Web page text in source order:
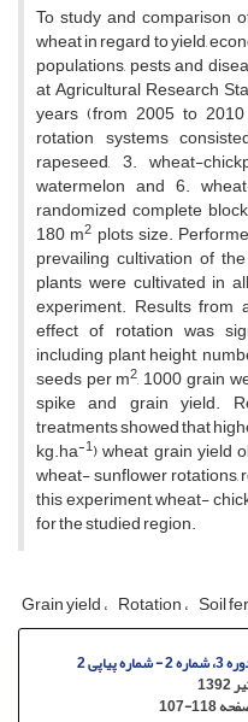
To study and comparison
wheat in regard to yield,
populations, pests and
at Agricultural Research
years (from 2005 to
rotation systems
rapeseed, 3. wheat-
watermelon and 6.
randomized complete
180 m2 plots size.
prevailing cultivation of
plants were cultivated in
experiment. Results from
effect of rotation was
including plant height,
seeds per m2, 1000 grain
spike and grain yield.
treatments showed that
kg.ha-1) wheat grain yield
wheat- sunflower rotations,
this experiment, wheat-
for the studied region.
Grain yield Rotation Soil
2 - شماره پیاپی 2
1392
107-118